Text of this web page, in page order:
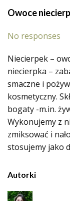
Owoce
No responses
Niecierpek –
niecierpka –
smaczne i
kosmetyczny.
bogaty -m.in.
Wykonujemy z
zmiksować i
stosujemy jako
Autorki